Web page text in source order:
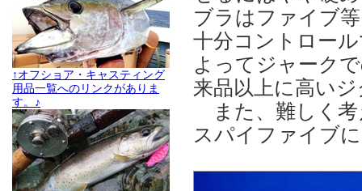
↑オフショア・キャスティング
用品一覧へのリンクがありま
す。♪
ブラはファイブ
十分コントロー
よってジャーク
来品以上に高い
また、難しく考
スパイファイブ